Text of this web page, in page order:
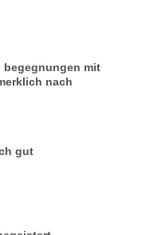
begegnungen mit
nach
gut